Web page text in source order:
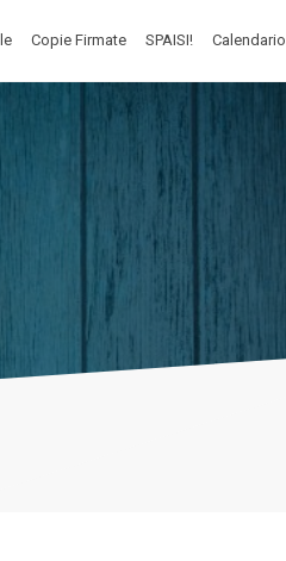
Copie Firmate SPAISI! Calendario